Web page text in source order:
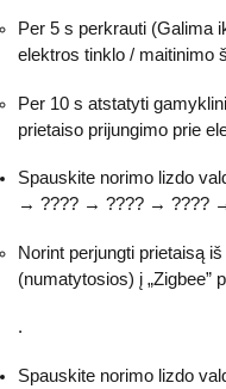
Per 5 s perkrauti (Galima
elektros tinklo / maitinimo
Per 10 s atstatyti
prietaiso prijungimo prie
Spauskite norimo lizdo
→ ???? → ???? → ????
Norint perjungti prietaisą
(numatytosios) į „Zigbee”
.
Spauskite norimo lizdo